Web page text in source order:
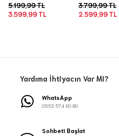
3.599,99 TL
5.199,99 TL
2.599,99 TL
3.799,99 TL
Yardıma İhtiyacın Var MI?
WhatsApp
0553 574 90 80
Sohbeti Başlat